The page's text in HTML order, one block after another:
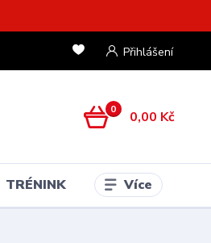
Přihlášení
0 0,00 Kč
TRÉNINK Více